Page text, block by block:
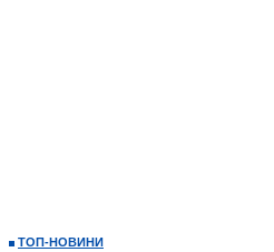
ТОП-НОВИНИ